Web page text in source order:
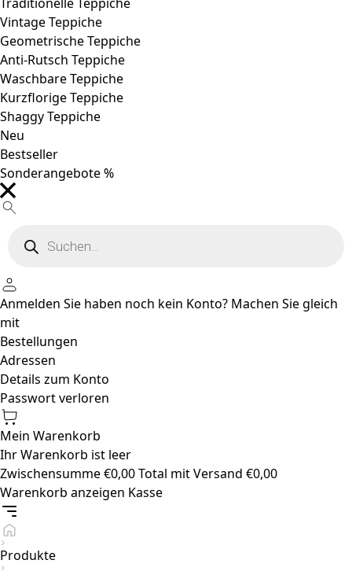
Vintage Teppiche
Geometrische Teppiche
Anti-Rutsch Teppiche
Waschbare Teppiche
Kurzflorige Teppiche
Shaggy Teppiche
Neu
Bestseller
Sonderangebote %
search
Anmelden Sie haben noch kein Konto? Machen Sie gleich
mit
Bestellungen
Adressen
Details zum Konto
Passwort verloren
Mein Warenkorb
Ihr Warenkorb ist leer
Zwischensumme€0,00Total mit Versand €0,00
Warenkorb anzeigen Kasse
Produkte